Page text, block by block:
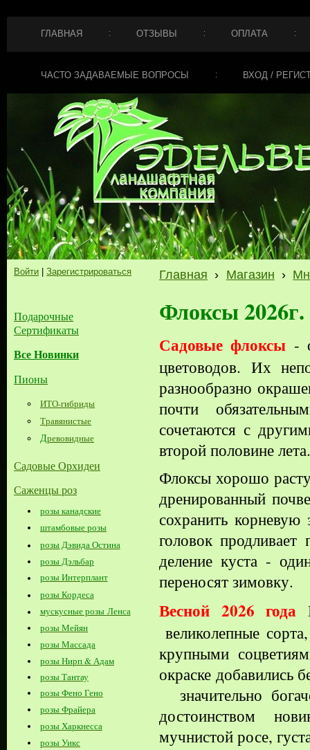
ГЛАВНАЯ ОТЗЫВЫ ОПЛАТА
ЧАСТО ЗАДАВАЕМЫЕ ВОПРОСЫ ВХОД /
Войти Зарегистрироваться
Подарочные
Сертификаты
Все Новинки
Пионы
ИТО-гибриды
Травянистые
Древовидные
Садовые Орхидеи
Саженцы роз
розы канадские
штамбовые розы
розы Дэвида Остина
розы Дэльбар
розы Интерплант
розы Кордеса
мускусные розы Ленса
розы Мейян
розы Массада
розы Нирп & Адам
розы Тантау
розы Фено Гено
розы Фрайера
розы Харкнесса
розы Уикс
Главная › Магазин ›
Флоксы 2026г.
Садовые флоксы -
цветоводов. Их
разнообразно
почти
сочетаются с
второй половине лета.
Флоксы хорошо
дренированный
сохранить корневую
головок
деление куста -
переносят зимовку.
Весной 2026 года
великолепные
крупными
окраске добавились
значительно
достоинством
мучнистой росе,